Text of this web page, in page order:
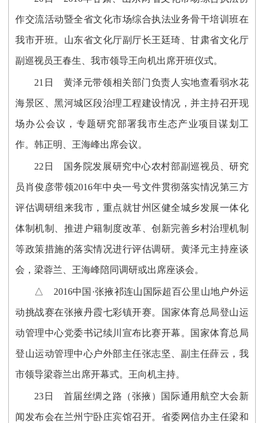
作交流活动暨全省文化市场综合执法业务骨干培训班在
我市开班。山东省文化厅副厅长王廷琦、甘肃省文化厅
副巡视员王春生、我市领导王向机出席开班仪式。
21日 黄泽元带领相关部门负责人实地查看弱水花
海景区、黑河城区段治理工程建设情况，并主持召开现
场办公会议，专题研究部署我市生态产业项目谋划工
作。韩正明、王海峰出席会议。
22日 国务院发展研究中心农村部副巡视员、研究
员肖俊彦带领2016年中央一号文件贯彻落实情况第三方
评估调研组来我市，重点就甘州区健全城乡发展一体化
体制机制、推进户籍制度改革、创新完善乡村治理机制
等政策措施的落实情况进行评估调研。黄泽元主持座谈
会，梁蓉兰、王海峰陪同调研或出席座谈会。
△ 2016中国·张掖祁连山国际超百公里山地户外运
动挑战赛在张掖丹霞七彩镇开赛。国家体育总局登山运
动管理中心党委书记续川宣布比赛开幕。国家体育总局
登山运动管理中心户外部主任张志坚、副主任薛云，我
市领导梁蓉兰出席开幕式。王向机主持。
23日 首届丝绸之路（张掖）国际通用航空大会新
闻发布会在兰州宁卧庄宾馆召开。省委网信办主任梁和